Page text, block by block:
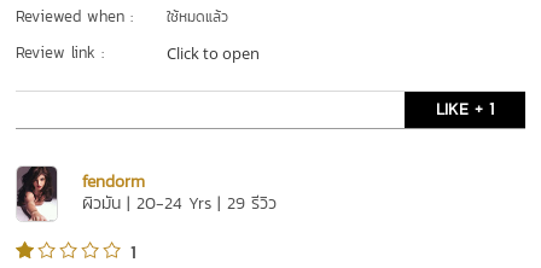
Reviewed when : ใช้หมดแล้ว
Review link : Click to open
LIKE + 1
fendorm
ผิวมัน | 20-24 Yrs | 29 รีวิว
1